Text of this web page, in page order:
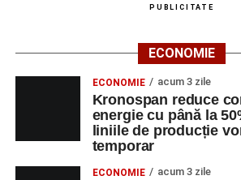
PUBLICITATE
ECONOMIE
ECONOMIE acum 3 zile
Kronospan reduce
energie cu până la
liniile de producție
temporar
ECONOMIE acum 3 zile